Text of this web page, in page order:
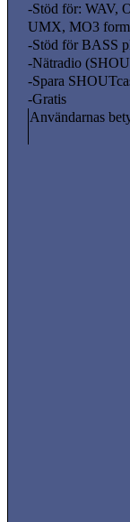
-Stöd för: WAV,
UMX, MO3
-Stöd för BASS
-Nätradio
-Spara
-Gratis
Användarnas